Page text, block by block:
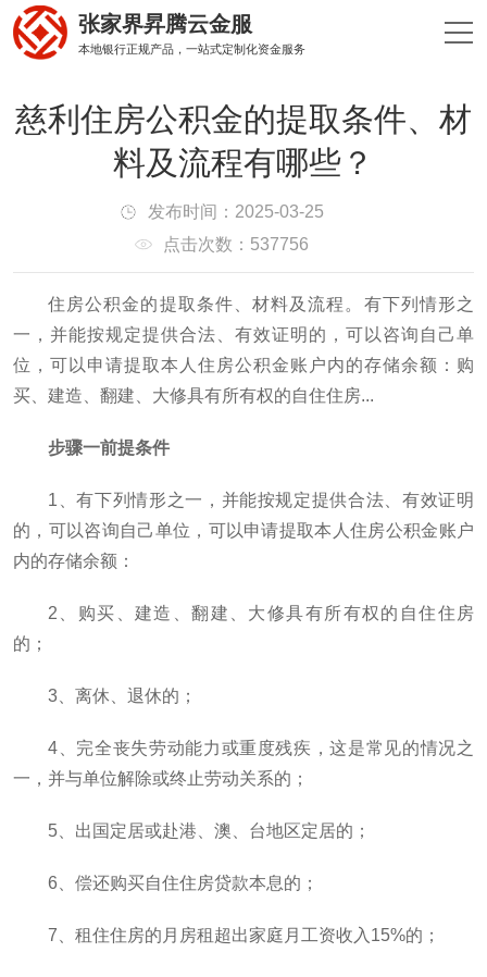
张家界昇腾云金服
本地银行正规产品，一站式定制化资金服务
慈利住房公积金的提取条件、材
料及流程有哪些？
发布时间：2025-03-25
点击次数：537756
住房公积金的提取条件、材料及流程。有下列情形之
一，并能按规定提供合法、有效证明的，可以咨询自己单
位，可以申请提取本人住房公积金账户内的存储余额：购
买、建造、翻建、大修具有所有权的自住住房...
步骤一前提条件
1、有下列情形之一，并能按规定提供合法、有效证明
的，可以咨询自己单位，可以申请提取本人住房公积金账户
内的存储余额：
2、购买、建造、翻建、大修具有所有权的自住住房
的；
3、离休、退休的；
4、完全丧失劳动能力或重度残疾，这是常见的情况之
一，并与单位解除或终止劳动关系的；
5、出国定居或赴港、澳、台地区定居的；
6、偿还购买自住住房贷款本息的；
7、租住住房的月房租超出家庭月工资收入15%的；